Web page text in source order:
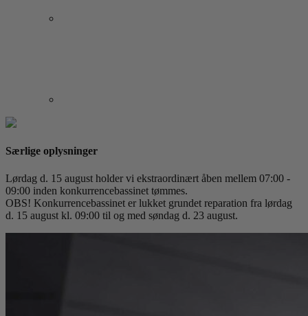
Særlige oplysninger
Lørdag d. 15 august holder vi ekstraordinært åben mellem 07:00 -
09:00 inden konkurrencebassinet tømmes.
OBS! Konkurrencebassinet er lukket grundet reparation fra lørdag
d. 15 august kl. 09:00 til og med søndag d. 23 august.